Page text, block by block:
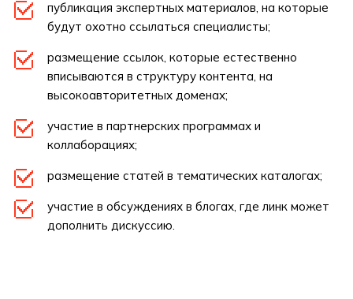
публикация экспертных материалов, на которые
будут охотно ссылаться специалисты;
размещение ссылок, которые естественно
вписываются в структуру контента, на
высокоавторитетных доменах;
участие в партнерских программах и
коллаборациях;
размещение статей в тематических каталогах;
участие в обсуждениях в блогах, где линк может
дополнить дискуссию.